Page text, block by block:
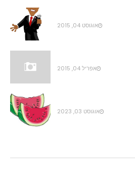
אוגוסט 04, 2015
אפריל 04, 2015
אוגוסט 03, 2023